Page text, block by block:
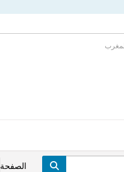
الصفحة